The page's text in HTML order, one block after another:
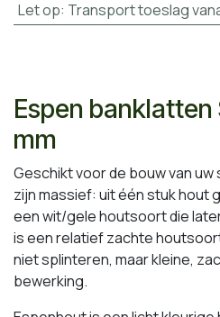
Let op: Transport toeslag
Espen banklatten
mm
Geschikt voor de bouw van
zijn massief: uit één stuk hout
een wit/gele houtsoort die
is een relatief zachte
niet splinteren, maar kleine,
bewerking.